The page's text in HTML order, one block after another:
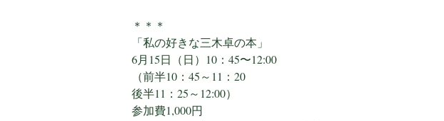
＊＊＊
「私の好きな三木卓の本」
6月15日（日）10：45〜12:00
（前半10：45～11：20
後半11：25～12:00）
参加費1,000円